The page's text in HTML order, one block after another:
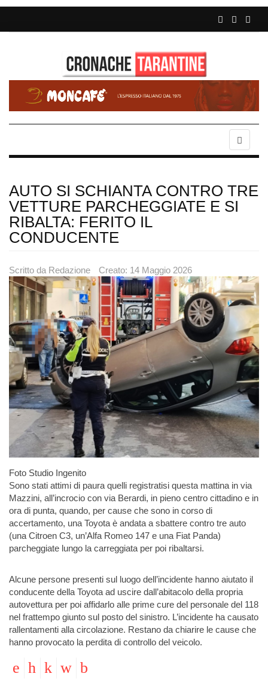
AUTO SI SCHIANTA CONTRO TRE
VETTURE PARCHEGGIATE E SI
RIBALTA: FERITO IL
CONDUCENTE
Scritto da Redazione Creato: 14 Maggio 2026
Foto Studio Ingenito
Sono stati attimi di paura quelli registratisi questa mattina in via
Mazzini, all’incrocio con via Berardi, in pieno centro cittadino e in
ora di punta, quando, per cause che sono in corso di
accertamento, una Toyota è andata a sbattere contro tre auto
(una Citroen C3, un’Alfa Romeo 147 e una Fiat Panda)
parcheggiate lungo la carreggiata per poi ribaltarsi.
Alcune persone presenti sul luogo dell’incidente hanno aiutato il
conducente della Toyota ad uscire dall’abitacolo della propria
autovettura per poi affidarlo alle prime cure del personale del 118
nel frattempo giunto sul posto del sinistro. L’incidente ha causato
rallentamenti alla circolazione. Restano da chiarire le cause che
hanno provocato la perdita di controllo del veicolo.